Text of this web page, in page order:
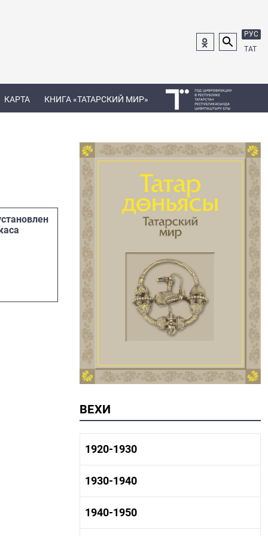
РУС
ТАТ
КАРТА КНИГА «ТАТАРСКИЙ МИР»
ВЕХИ
1920-1930
1920-1930 история
1920-1930 культура
1930-1940
1930-1940 история
1930-1940 культура
1940-1950